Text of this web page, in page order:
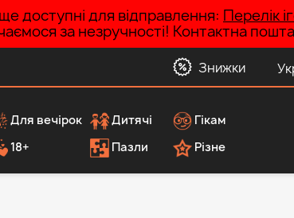
доступні для відправлення: Перелік
за незручності! Контактна
Знижки
Для вечірок Дитячі
Гікам
18+ Пазли Різне